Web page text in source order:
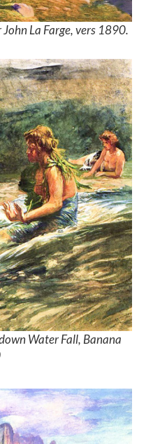
La Farge, vers 1890.
Water Fall, Banana